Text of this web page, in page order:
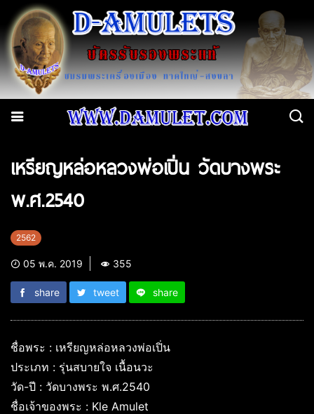
เหรียญหล่อหลวงพ่อเปิ่น วัดบางพระ
พ.ศ.2540
2562
05 พ.ค. 2019 355
share tweet share
ชื่อพระ : เหรียญหล่อหลวงพ่อเปิ่น
ประเภท : รุ่นสบายใจ เนื้อนวะ
วัด-ปี : วัดบางพระ พ.ศ.2540
ชื่อเจ้าของพระ : Kle Amulet